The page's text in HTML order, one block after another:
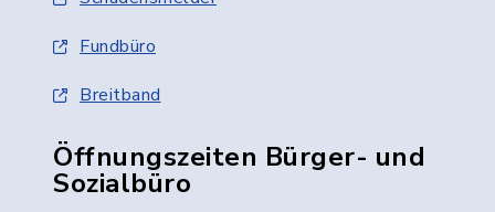
Fundbüro
Breitband
Öffnungszeiten Bürger- und
Sozialbüro